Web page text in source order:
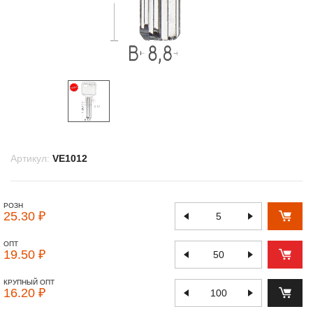
Артикул: VE1012
РОЗН
25.30 ₽
ОПТ
19.50 ₽
КРУПНЫЙ ОПТ
16.20 ₽